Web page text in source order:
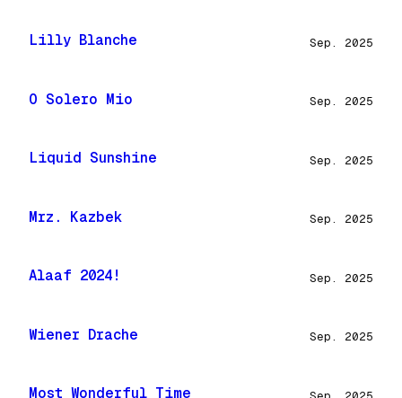
Lilly Blanche Sep. 2025
O Solero Mio Sep. 2025
Liquid Sunshine Sep. 2025
Mrz. Kazbek Sep. 2025
Alaaf 2024! Sep. 2025
Wiener Drache Sep. 2025
Most Wonderful Time